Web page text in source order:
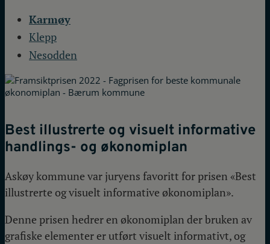
Karmøy
Klepp
Nesodden
Best illustrerte og visuelt informative
handlings- og økonomiplan
Askøy kommune var juryens favoritt for prisen «Best
illustrerte og visuelt informative økonomiplan».
Denne prisen hedrer en økonomiplan der bruken av
grafiske elementer er utført visuelt informativt, og